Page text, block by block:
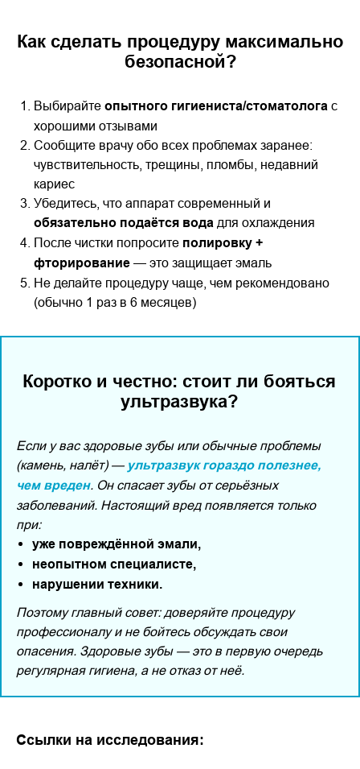
Как сделать процедуру максимально
безопасной?
Выбирайте опытного гигиениста/стоматолога с
хорошими отзывами
Сообщите врачу обо всех проблемах заранее:
чувствительность, трещины, пломбы, недавний
кариес
Убедитесь, что аппарат современный и
обязательно подаётся вода для охлаждения
После чистки попросите полировку +
фторирование — это защищает эмаль
Не делайте процедуру чаще, чем рекомендовано
(обычно 1 раз в 6 месяцев)
Коротко и честно: стоит ли бояться
ультразвука?
Если у вас здоровые зубы или обычные проблемы
(камень, налёт) — ультразвук гораздо полезнее,
чем вреден. Он спасает зубы от серьёзных
заболеваний. Настоящий вред появляется только
при:
уже повреждённой эмали,
неопытном специалисте,
нарушении техники.
Поэтому главный совет: доверяйте процедуру
профессионалу и не бойтесь обсуждать свои
опасения. Здоровые зубы — это в первую очередь
регулярная гигиена, а не отказ от неё.
Ссылки на исследования: